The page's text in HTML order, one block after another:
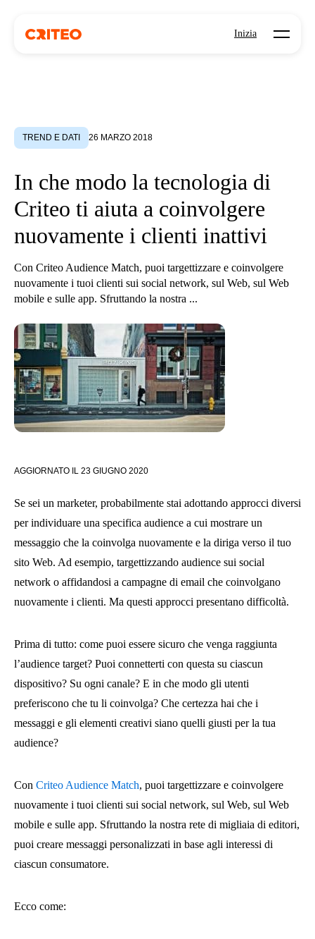
Inizia Open
TREND E DATI 26 MARZO 2018
In che modo la tecnologia di
Criteo ti aiuta a coinvolgere
nuovamente i clienti inattivi
Con Criteo Audience Match, puoi targettizzare e coinvolgere
nuovamente i tuoi clienti sui social network, sul Web, sul Web
mobile e sulle app. Sfruttando la nostra ...
AGGIORNATO IL 23 GIUGNO 2020
Se sei un marketer, probabilmente stai adottando approcci diversi
per individuare una specifica audience a cui mostrare un
messaggio che la coinvolga nuovamente e la diriga verso il tuo
sito Web. Ad esempio, targettizzando audience sui social
network o affidandosi a campagne di email che coinvolgano
nuovamente i clienti. Ma questi approcci presentano difficoltà.
Prima di tutto: come puoi essere sicuro che venga raggiunta
l’audience target? Puoi connetterti con questa su ciascun
dispositivo? Su ogni canale? E in che modo gli utenti
preferiscono che tu li coinvolga? Che certezza hai che i
messaggi e gli elementi creativi siano quelli giusti per la tua
audience?
Con Criteo Audience Match, puoi targettizzare e coinvolgere
nuovamente i tuoi clienti sui social network, sul Web, sul Web
mobile e sulle app. Sfruttando la nostra rete di migliaia di editori,
puoi creare messaggi personalizzati in base agli interessi di
ciascun consumatore.
Ecco come: